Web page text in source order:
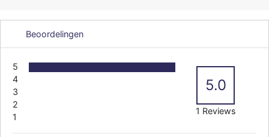
Beoordelingen
5
4
3
2
1
5.0
1 Reviews